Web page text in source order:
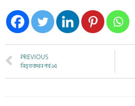
PREVIOUS
নিভৃতকথন পর্ব ১৫